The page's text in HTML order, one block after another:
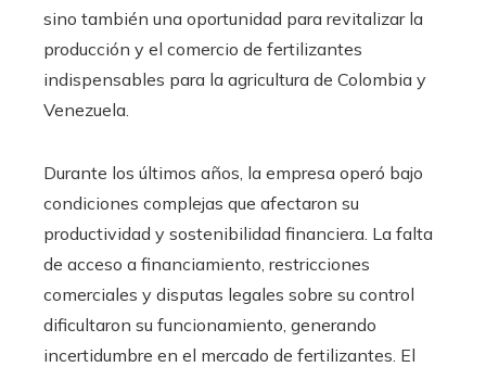
sino también una oportunidad para revitalizar la
producción y el comercio de fertilizantes
indispensables para la agricultura de Colombia y
Venezuela.
Durante los últimos años, la empresa operó bajo
condiciones complejas que afectaron su
productividad y sostenibilidad financiera. La falta
de acceso a financiamiento, restricciones
comerciales y disputas legales sobre su control
dificultaron su funcionamiento, generando
incertidumbre en el mercado de fertilizantes. El